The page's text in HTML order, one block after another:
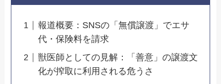
報道概要：SNSの「無償譲渡」でエサ
代・保険料を請求
獣医師としての見解：「善意」の譲渡文
化が搾取に利用される危うさ